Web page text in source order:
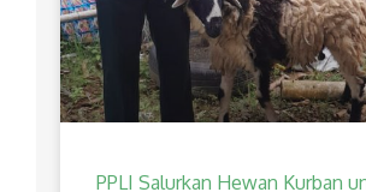
PPLI Salurkan Hewan Kurban